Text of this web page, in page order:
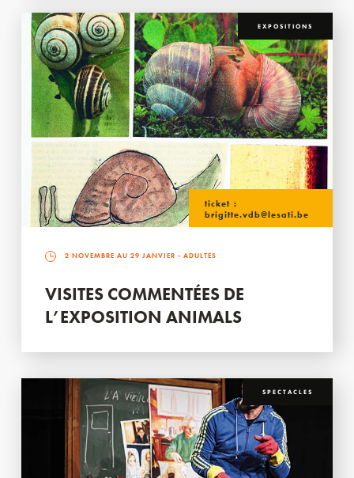
EXPOSITIONS
ticket :
brigitte.vdb@lesati.be
2 NOVEMBRE AU 29 JANVIER - ADULTES
VISITES COMMENTÉES DE
L’EXPOSITION ANIMALS
SPECTACLES